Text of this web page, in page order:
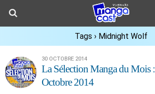
Tags › Midnight Wolf
30 OCTOBRE 2014
La Sélection Manga du Mois :
Octobre 2014